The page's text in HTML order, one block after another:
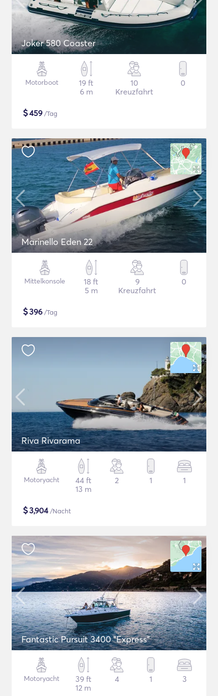
Joker 580 Coaster
Motorboot
19 ft
6 m
10
Kreuzfahrt
0
$459 /Tag
Marinello Eden 22
Mittelkonsole
18 ft
5 m
9
Kreuzfahrt
0
$396 /Tag
Riva Rivarama
Motoryacht
44 ft
13 m
2 1 1
$3,904/Nacht
Fantastic Pursuit 3400 "Express"
Motoryacht
39 ft
12 m
4 1 3